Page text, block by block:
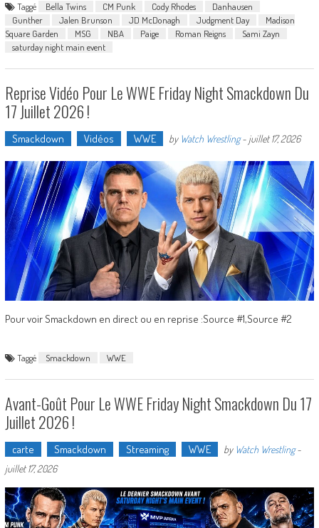
Taggé Bella Twins CM Punk Cody Rhodes
Danhausen
Gunther
Jalen Brunson JD McDonagh Judgment Day
Madison
Square Garden
MSG NBA Paige Roman Reigns
Sami Zayn
saturday night main event
Reprise Vidéo Pour Le WWE Friday Night Smackdown Du
17 Juillet 2026 !
Smackdown Vidéos WWE by Watch Wrestling- juillet 17, 2026
Pour voir Smackdown en direct ou en reprise :Source #1,Source #2
Taggé Smackdown WWE
Avant-Goût Pour Le WWE Friday Night Smackdown Du 17
Juillet 2026 !
carte Smackdown Streaming WWE by Watch Wrestling-
juillet 17, 2026